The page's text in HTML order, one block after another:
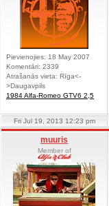
Pievienojies: 18 May 2007
Komentāri: 2339
Atrašanās vieta: Rīga<-
>Daugavpils
1984 Alfa-Romeo GTV6 2,5
Fri Jul 19, 2013 12:23 pm
muuris
Member of